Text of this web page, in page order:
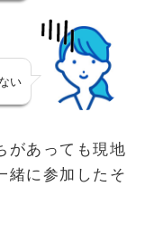
い
があっても現地
緒に参加したそ